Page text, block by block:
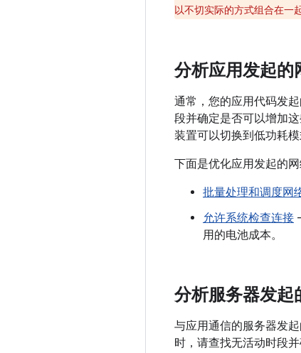
以不切实际的方式组合在一
分析应用发起的
通常，您的应用代码发
段并确定是否可以增加
装置可以切换到低功耗模
下面是优化应用发起的
批量处理和调度网
允许系统检查连接
用的电池成本。
分析服务器发起
与应用通信的服务器发
时，请查找无活动时段